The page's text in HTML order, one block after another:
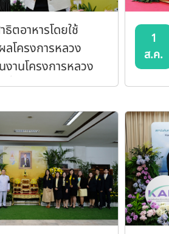
ธิตอาหารโดยใช้
โครงการหลวง
งานโครงการหลวง
ที่ 2 สิงหาคม 2569
1
ส.ค.